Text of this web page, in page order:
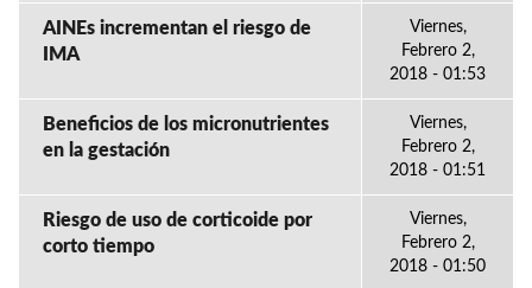
AINEs incrementan el riesgo de
IMA
Viernes,
Febrero 2,
2018 - 01:53
Beneficios de los micronutrientes
en la gestación
Viernes,
Febrero 2,
2018 - 01:51
Riesgo de uso de corticoide por
corto tiempo
Viernes,
Febrero 2,
2018 - 01:50